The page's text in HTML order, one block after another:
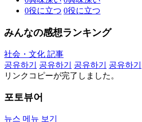
0役に立つ 0役に立つ
みんなの感想ランキング
社会・文化 記事
공유하기
공유하기 공유하기 공유하기
リンクコピーが完了しました。
포토뷰어
뉴스 메뉴 보기